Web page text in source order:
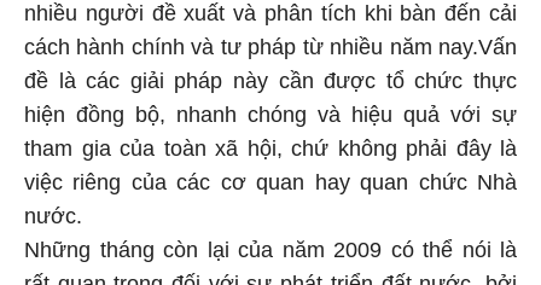
nhiều người đề xuất và phân tích khi bàn đến cải
cách hành chính và tư pháp từ nhiều năm nay.Vấn
đề là các giải pháp này cần được tổ chức thực
hiện đồng bộ, nhanh chóng và hiệu quả với sự
tham gia của toàn xã hội, chứ không phải đây là
việc riêng của các cơ quan hay quan chức Nhà
nước.
Những tháng còn lại của năm 2009 có thể nói là